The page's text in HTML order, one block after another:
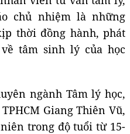
chủ nhiệm là những
thời đồng hành, phát
tâm sinh lý của học
ngành Tâm lý học,
Giang Thiên Vũ,
trong độ tuổi từ 15-